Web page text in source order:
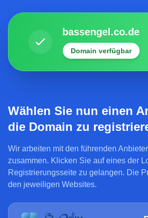
bassengel.co.de
Domain verfügbar
Wählen Sie nun einen
die Domain zu
Wir arbeiten mit den führenden
zusammen. Klicken Sie auf eines der
Registrierungsseite zu gelangen. Die
den jeweiligen Websites.